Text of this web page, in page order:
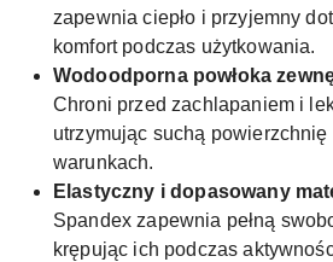
zapewnia ciepło i przyjemny
komfort podczas użytkowania.
Wodoodporna powłoka
Chroni przed zachlapaniem i
utrzymując suchą powierzchnię
warunkach.
Elastyczny i dopasowany
Spandex zapewnia pełną
krępując ich podczas